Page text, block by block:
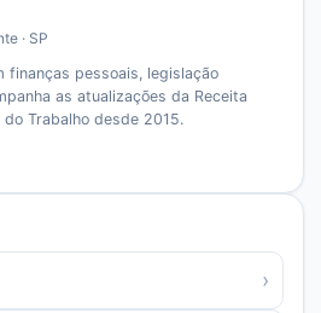
· SP
finanças pessoais, legislação
as atualizações da Receita
Trabalho desde 2015.
›